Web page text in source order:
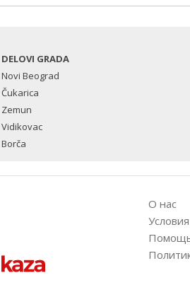
DELOVI GRADA
Novi Beograd
Čukarica
Zemun
Vidikovac
Borča
О нас